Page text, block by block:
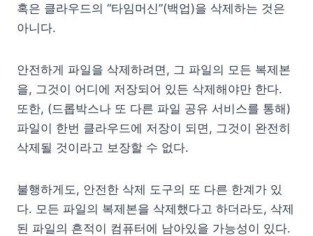
혹은 클라우드의 “타임머신”(백업)을 삭제하는 것은
아니다.
안전하게 파일을 삭제하려면, 그 파일의 모든 복제본
을, 그것이 어디에 저장되어 있든 삭제해야만 한다.
또한, (드롭박스나 또 다른 파일 공유 서비스를 통해)
파일이 한번 클라우드에 저장이 되면, 그것이 완전히
삭제될 것이라고 보장할 수 없다.
불행하게도, 안전한 삭제 도구의 또 다른 한계가 있
다. 모든 파일의 복제본을 삭제했다고 하더라도, 삭제
된 파일의 흔적이 컴퓨터에 남아있을 가능성이 있다.